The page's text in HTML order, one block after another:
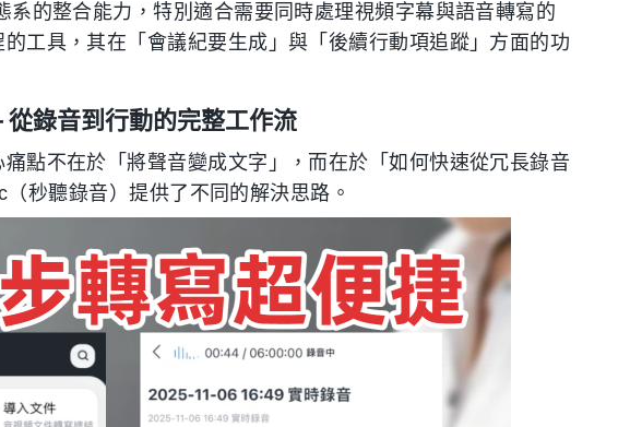
系的整合能力，特別適合需要同時處理視頻字幕與語音轉寫的
工具，其在「會議紀要生成」與「後續行動項追蹤」方面的功
錄音到行動的完整工作流
點不在於「將聲音變成文字」，而在於「如何快速從冗長錄音
秒聽錄音）提供了不同的解決思路。